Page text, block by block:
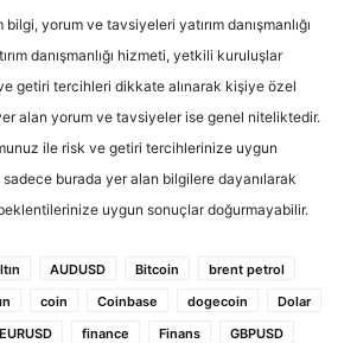
yorum ve tavsiyeleri yatırım danışmanlığı
danışmanlığı hizmeti, yetkili kuruluşlar
getiri tercihleri dikkate alınarak kişiye özel
alan yorum ve tavsiyeler ise genel niteliktedir.
ile risk ve getiri tercihlerinize uygun
burada yer alan bilgilere dayanılarak
uygun sonuçlar doğurmayabilir.
AUDUSD Bitcoin
brent petrol
coin Coinbase dogecoin
Dolar
EURUSD finance Finans
GBPUSD